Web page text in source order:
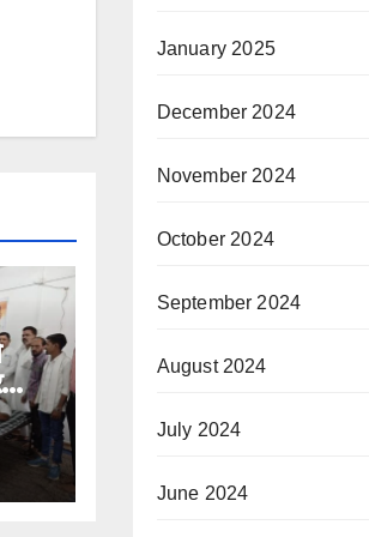
January 2025
December 2024
November 2024
October 2024
September 2024
August 2024
July 2024
June 2024